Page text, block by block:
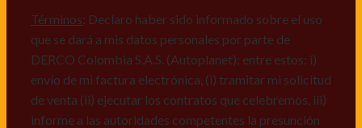
Términos: Declaro haber sido informado sobre el uso
que se dará a mis datos personales por parte de
DERCO Colombia S.A.S. (Autoplanet); entre estos: i)
envío de mi factura electrónica, (i) tramitar mi solicitud
de venta (ii) ejecutar los contratos que celebremos, iii)
informe a las autoridades competentes la presunción